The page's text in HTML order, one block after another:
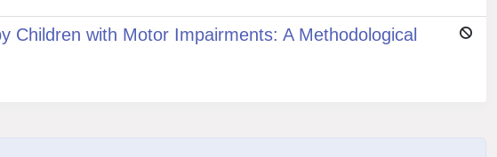
Children with Motor Impairments: A Methodological